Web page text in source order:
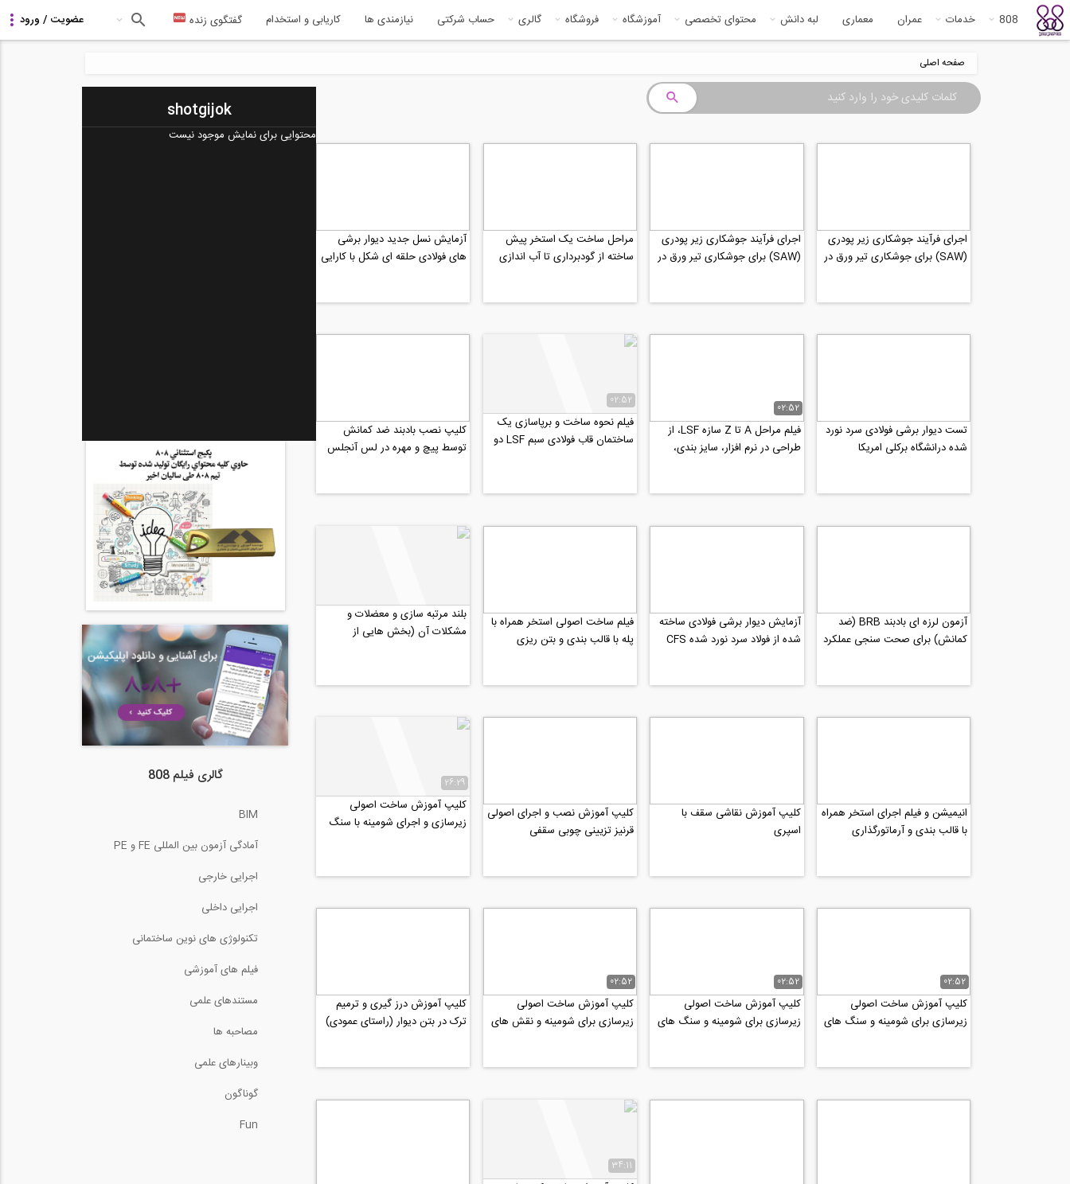
808 خدمات عمران معماری لبه دانش محتوای تخصصی آموزشگاه فروشگاه گالری حساب شرکتی نیازمندی ها کاریابی و استخدام گفتگوی زنده
صفحه اصلی
اجرای فرآیند جوشکاری زیر پودری
(SAW) برای جوشکاری تیر ورق در
اجرای فرآیند جوشکاری زیر پودری
(SAW) برای جوشکاری تیر ورق در
مراحل ساخت یک استخر پیش
ساخته از گودبرداری تا آب اندازی
آزمایش نسل جدید دیوار برشی
های فولادی حلقه ای شکل با کارایی
تست دیوار برشی فولادی سرد نورد
شده درانشگاه برکلی امریکا
02:52
فیلم مراحل A تا Z سازه LSF، از
طراحی در نرم افزار، سایز بندی،
02:52
فیلم نحوه ساخت و برپاسازی یک
ساختمان قاب فولادی سبم LSF دو
کلیپ نصب بادبند ضد کمانش
توسط پیچ و مهره در لس آنجلس
آزمون لرزه ای بادبند BRB (ضد
کمانش) برای صحت سنجی عملکرد
آزمایش دیوار برشی فولادی ساخته
شده از فولاد سرد نورد شده CFS
فیلم ساخت اصولی استخر همراه با
پله با قالب بندی و بتن ریزی
بلند مرتبه سازی و معضلات و
مشکلات آن (بخش هایی از
انیمیشن و فیلم اجرای استخر همراه
با قالب بندی و آرماتورگذاری
کلیپ آموزش نقاشی سقف با
اسپری
کلیپ آموزش نصب و اجرای اصولی
قرنیز تزیینی چوبی سقفی
26:29
کلیپ آموزش ساخت اصولی
زیرسازی و اجرای شومینه با سنگ
02:52
کلیپ آموزش ساخت اصولی
زیرسازی برای شومینه و سنگ های
02:52
کلیپ آموزش ساخت اصولی
زیرسازی برای شومینه و سنگ های
02:52
کلیپ آموزش ساخت اصولی
زیرسازی برای شومینه و نقش های
کلیپ آموزش درز گیری و ترمیم
ترک در بتن دیوار (راستای عمودی)
34:11
shotgijok
محتوایی برای نمایش موجود نیست
گالری فیلم 808
BIM
آمادگی آزمون بین المللی FE و PE
اجرایی خارجی
اجرایی داخلی
تکنولوژی های نوین ساختمانی
فیلم های آموزشی
مستندهای علمی
مصاحبه ها
وبینارهای علمی
گوناگون
Fun